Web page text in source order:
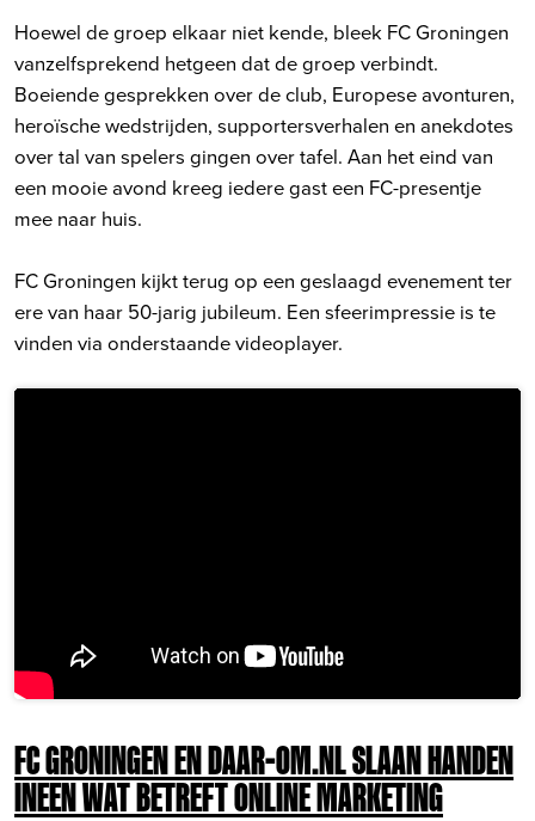
Hoewel de groep elkaar niet kende, bleek FC Groningen
vanzelfsprekend hetgeen dat de groep verbindt.
Boeiende gesprekken over de club, Europese avonturen,
heroïsche wedstrijden, supportersverhalen en anekdotes
over tal van spelers gingen over tafel. Aan het eind van
een mooie avond kreeg iedere gast een FC-presentje
mee naar huis.
FC Groningen kijkt terug op een geslaagd evenement ter
ere van haar 50-jarig jubileum. Een sfeerimpressie is te
vinden via onderstaande videoplayer.
FC GRONINGEN EN DAAR-OM.NL SLAAN HANDEN
INEEN WAT BETREFT ONLINE MARKETING